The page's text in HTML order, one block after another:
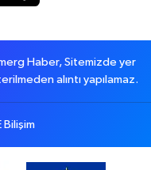
Haber, Sitemizde yer
alıntı yapılamaz.
Bilişim